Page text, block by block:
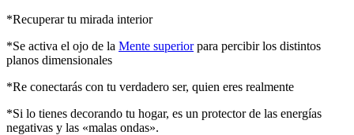
*Recuperar tu mirada interior
*Se activa el ojo de la Mente superiorpara percibir los distintos
planos dimensionales
*Re conectarás con tu verdadero ser, quien eres realmente
*Si lo tienes decorando tu hogar, es un protector de las energías
negativas y las «malas ondas».